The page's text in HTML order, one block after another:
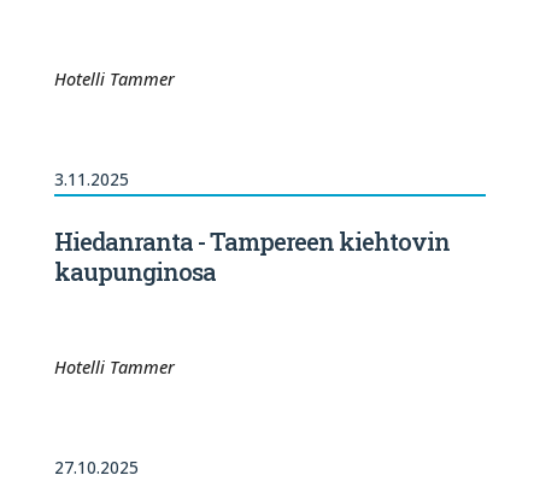
Hotelli Tammer
3.11.2025
Hiedanranta - Tampereen kiehtovin
kaupunginosa
Hotelli Tammer
27.10.2025